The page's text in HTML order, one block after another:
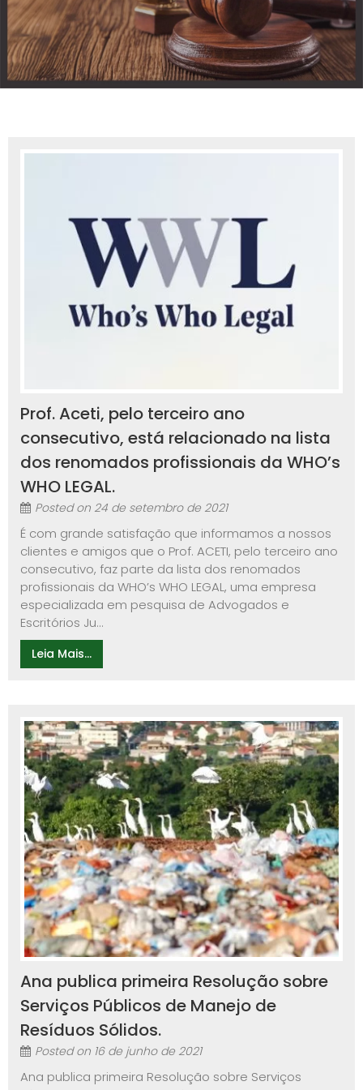
Prof. Aceti, pelo terceiro ano
consecutivo, está relacionado na lista
dos renomados profissionais da WHO’s
WHO LEGAL.
Posted on 24 de setembro de 2021
É com grande satisfação que informamos a nossos
clientes e amigos que o Prof. ACETI, pelo terceiro ano
consecutivo, faz parte da lista dos renomados
profissionais da WHO’s WHO LEGAL, uma empresa
especializada em pesquisa de Advogados e
Escritórios Ju...
Leia Mais...
Ana publica primeira Resolução sobre
Serviços Públicos de Manejo de
Resíduos Sólidos.
Posted on 16 de junho de 2021
Ana publica primeira Resolução sobre Serviços